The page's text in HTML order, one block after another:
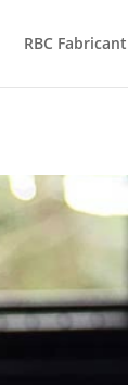
RBC Fabricant